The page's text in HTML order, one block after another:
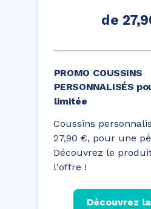
Coussins
27,90 €, pour une
Découvrez le
l'offre !
PROMO COUSSINS
PERSONNALISÉS
limitée
de
Découvrez